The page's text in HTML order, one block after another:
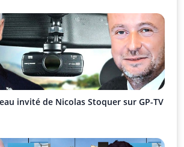
invité de Nicolas Stoquer sur GP-TV